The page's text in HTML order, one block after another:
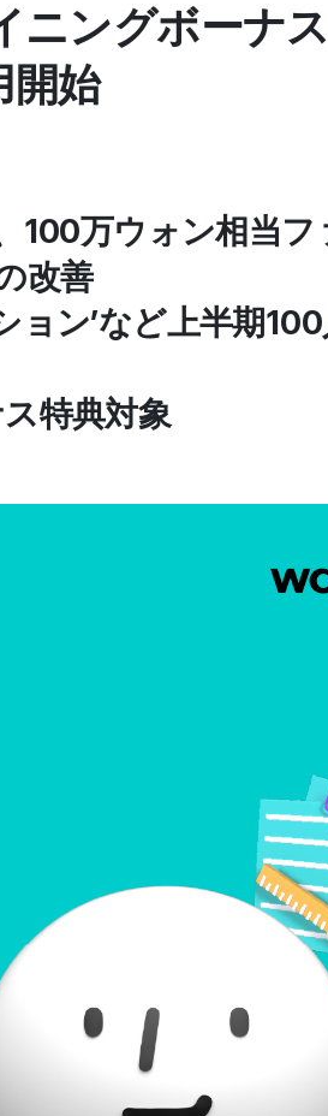
ニングボーナ
開始
100万ウォン相当フ
改善
ョン’など上半期
特典対象